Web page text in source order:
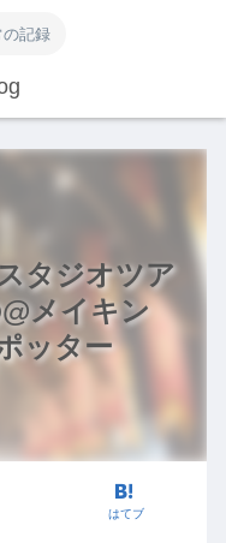
の記録
タジオツア
メイキン
ッター
はてブ